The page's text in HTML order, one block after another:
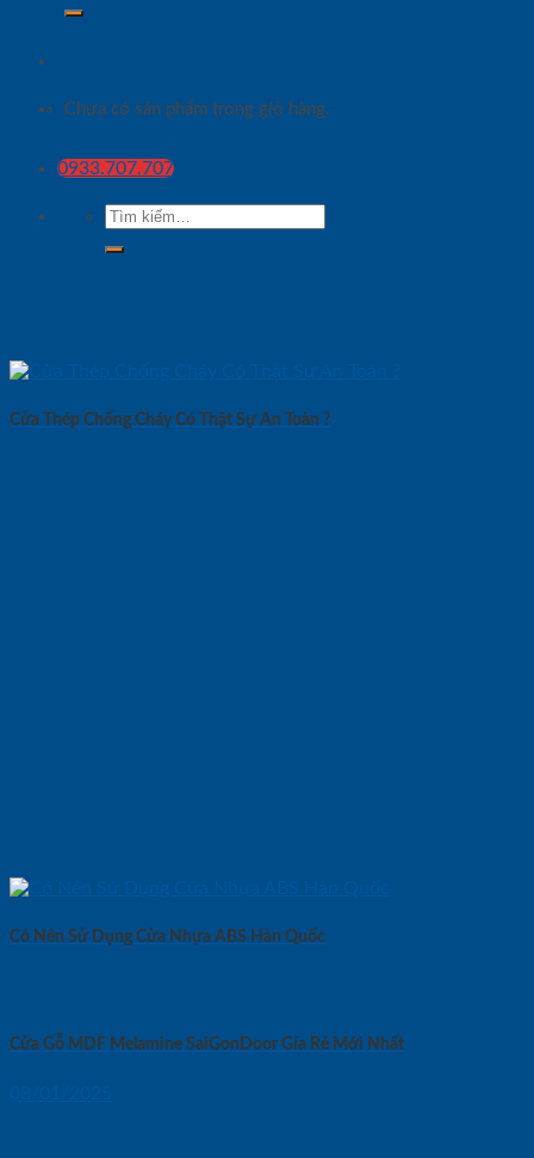
Chưa có sản phẩm trong giỏ hàng.
0933.707.707
Tìm
kiếm:
Cửa Thép Chống Cháy Có Thật Sự An Toàn ?
Có Nên Sử Dụng Cửa Nhựa ABS Hàn Quốc
Cửa Gỗ MDF Melamine SaiGonDoor Gía Rẻ Mới Nhất
08/01/2025